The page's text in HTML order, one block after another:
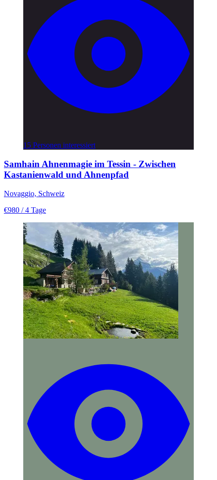
15 Personen interessiert
Samhain Ahnenmagie im Tessin - Zwischen
Kastanienwald und Ahnenpfad
Novaggio, Schweiz
€980 / 4 Tage